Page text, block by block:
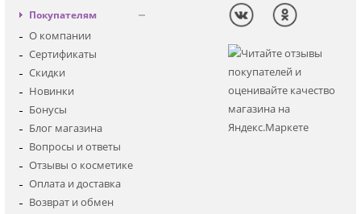
Декоративная
Для глаз
Для тела
Наборы
Детская
Вход
Регистрация
Покупателям
О компании
Сертификаты
Скидки
Новинки
Бонусы
Блог магазина
Вопросы и ответы
Отзывы о косметике
Оплата и доставка
Возврат и обмен